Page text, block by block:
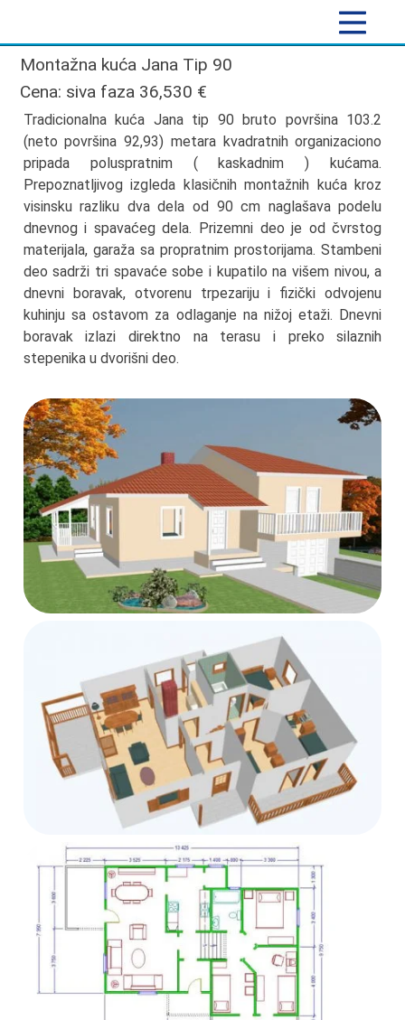
Montažna kuća Jana Tip 90
Cena: siva faza 36,530 €
Tradicionalna kuća Jana tip 90 bruto površina 103.2
(neto površina 92,93) metara kvadratnih organizaciono
pripada poluspratnim ( kaskadnim ) kućama.
Prepoznatljivog izgleda klasičnih montažnih kuća kroz
visinsku razliku dva dela od 90 cm naglašava podelu
dnevnog i spavaćeg dela. Prizemni deo je od čvrstog
materijala, garaža sa propratnim prostorijama. Stambeni
deo sadrži tri spavaće sobe i kupatilo na višem nivou, a
dnevni boravak, otvorenu trpezariju i fizički odvojenu
kuhinju sa ostavom za odlaganje na nižoj etaži. Dnevni
boravak izlazi direktno na terasu i preko silaznih
stepenika u dvorišni deo.